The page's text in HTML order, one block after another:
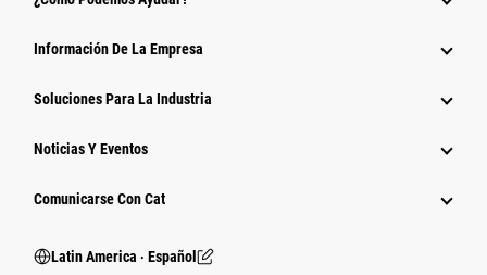
Información De La Empresa
Soluciones Para La Industria
Noticias Y Eventos
Comunicarse Con Cat
Latin America ‧ Español